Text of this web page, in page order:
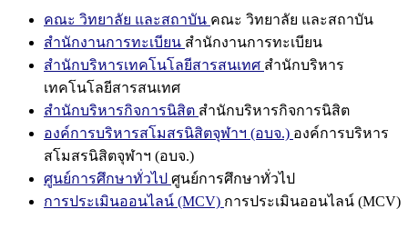
คณะ วิทยาลัย และสถาบัน คณะ วิทยาลัย และสถาบัน
สำนักงานการทะเบียน สำนักงานการทะเบียน
สำนักบริหารเทคโนโลยีสารสนเทศ สำนักบริหาร
เทคโนโลยีสารสนเทศ
สำนักบริหารกิจการนิสิต สำนักบริหารกิจการนิสิต
องค์การบริหารสโมสรนิสิตจุฬาฯ (อบจ.) องค์การบริหาร
สโมสรนิสิตจุฬาฯ (อบจ.)
ศูนย์การศึกษาทั่วไป ศูนย์การศึกษาทั่วไป
การประเมินออนไลน์ (MCV) การประเมินออนไลน์ (MCV)